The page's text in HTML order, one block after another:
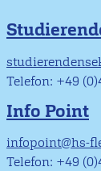
Telefon: +49
Info Point
infopoint@hs-
Telefon: +49